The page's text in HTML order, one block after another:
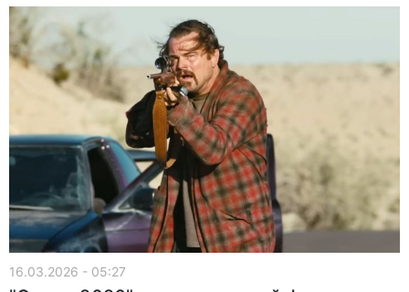
16.03.2026 - 05:27